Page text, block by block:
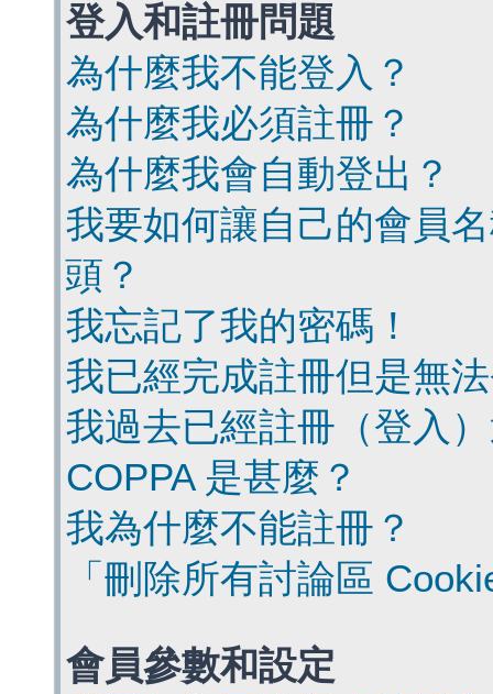
登入和註冊問題
為什麼我不能登入？
為什麼我必須註冊？
為什麼我會自動登出？
我要如何讓自己的會員
頭？
我忘記了我的密碼！
我已經完成註冊但是無
我過去已經註冊（登入
COPPA 是甚麼？
我為什麼不能註冊？
「刪除所有討論區
會員參數和設定